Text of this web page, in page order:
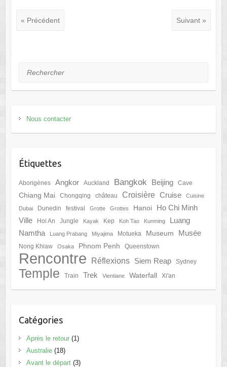
« Précédent Suivant »
Rechercher
Nous contacter
Étiquettes
Aborigènes Angkor Auckland Bangkok Beijing Cave
Chiang Mai Chongqing château Croisière Cruise Cuisine
Dubai Dunedin festival Grotte Grottes Hanoi
Ho Chi Minh
Ville
Hoi An Jungle Kayak Kep Koh Tao Kunming
Luang
Namtha
Luang Prabang Miyajima Motueka Museum Musée
Nong Khiaw Osaka Phnom Penh Queenstown
Rencontre Réflexions Siem Reap Sydney
Temple Train Trek Vientiane Waterfall Xi'an
Catégories
Après le retour(1)
Australie(18)
Avant le départ(3)